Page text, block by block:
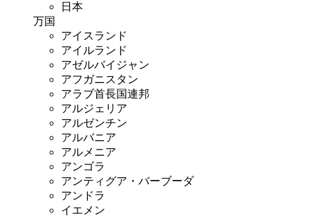
日本
万国
アイスランド
アイルランド
アゼルバイジャン
アフガニスタン
アラブ首長国連邦
アルジェリア
アルゼンチン
アルバニア
アルメニア
アンゴラ
アンティグア・バーブーダ
アンドラ
イエメン